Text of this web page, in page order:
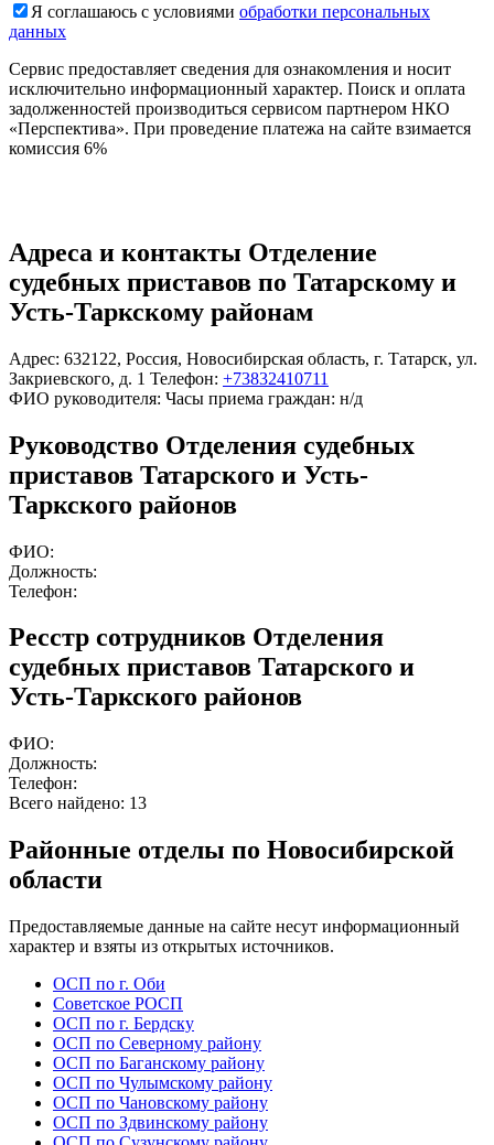
Я соглашаюсь с условиями обработки персональных
данных
Сервис предоставляет сведения для ознакомления и носит
исключительно информационный характер. Поиск и оплата
задолженностей производиться сервисом партнером НКО
«Перспектива». При проведение платежа на сайте взимается
комиссия 6%
Адреса и контакты Отделение
судебных приставов по Татарскому и
Усть-Таркскому районам
Адрес: 632122, Россия, Новосибирская область, г. Татарск, ул.
Закриевского, д. 1 Телефон: +73832410711
ФИО руководителя: Часы приема граждан: н/д
Руководство Отделения судебных
приставов Татарского и Усть-
Таркского районов
ФИО:
Должность:
Телефон:
Ресстр сотрудников Отделения
судебных приставов Татарского и
Усть-Таркского районов
ФИО:
Должность:
Телефон:
Всего найдено: 13
Районные отделы по Новосибирской
области
Предоставляемые данные на сайте несут информационный
характер и взяты из открытых источников.
ОСП по г. Оби
Советское РОСП
ОСП по г. Бердску
ОСП по Северному району
ОСП по Баганскому району
ОСП по Чулымскому району
ОСП по Чановскому району
ОСП по Здвинскому району